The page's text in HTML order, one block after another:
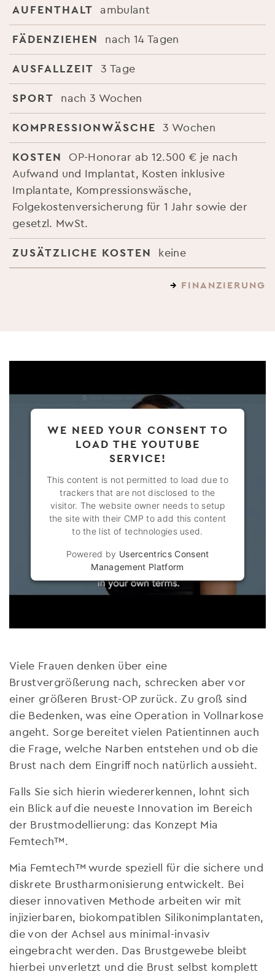
AUFENTHALT ambulant
FÄDENZIEHEN nach 14 Tagen
AUSFALLZEIT 3 Tage
SPORT nach 3 Wochen
KOMPRESSIONWÄSCHE 3 Wochen
KOSTEN
OP-Honorar ab 12.500 € je nach
Aufwand und Implantat, Kosten inklusive
Implantate, Kompressionswäsche,
Folgekostenversicherung für 1 Jahr sowie der
gesetzl. MwSt.
ZUSÄTZLICHE KOSTEN keine
→ FINANZIERUNG
WE NEED YOUR CONSENT TO
LOAD THE YOUTUBE
SERVICE!
This content is not permitted to load due to
trackers that are not disclosed to the
visitor. The website owner needs to setup
the site with their CMP to add this content
to the list of technologies used.
Powered by Usercentrics Consent
Management Platform
Viele Frauen denken über eine
Brustvergrößerung nach, schrecken aber vor
einer größeren Brust-OP zurück. Zu groß sind
die Bedenken, was eine Operation in Vollnarkose
angeht. Sorge bereitet vielen Patientinnen auch
die Frage, welche Narben entstehen und ob die
Brust nach dem Eingriff noch natürlich aussieht.
Falls Sie sich hierin wiedererkennen, lohnt sich
ein Blick auf die neueste Innovation im Bereich
der Brustmodellierung: das Konzept Mia
Femtech™.
Mia Femtech™ wurde speziell für die sichere und
diskrete Brustharmonisierung entwickelt. Bei
dieser innovativen Methode arbeiten wir mit
injizierbaren, biokompatiblen Silikonimplantaten,
die von der Achsel aus minimal-invasiv
eingebracht werden. Das Brustgewebe bleibt
hierbei unverletzt und die Brust selbst komplett